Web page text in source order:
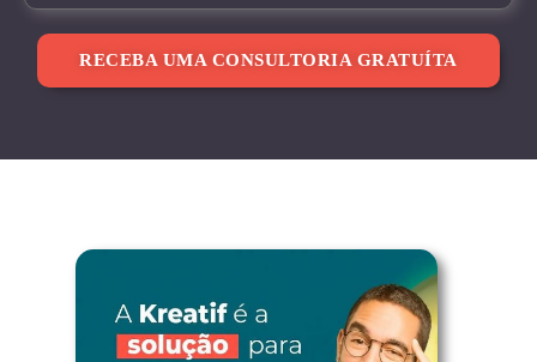
RECEBA UMA CONSULTORIA GRATUÍTA